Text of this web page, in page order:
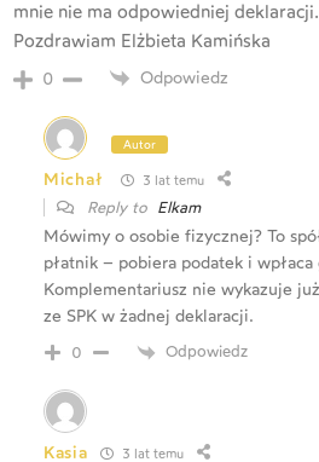
mnie nie ma odpowiedniej
Pozdrawiam Elżbieta Kamińska
0 Odpowiedz
Autor
Michał 3 lat temu
Reply to Elkam
Mówimy o osobie fizycznej? To
płatnik – pobiera podatek i wpłaca
Komplementariusz nie wykazuje
ze SPK w żadnej deklaracji.
0 Odpowiedz
Kasia 3 lat temu